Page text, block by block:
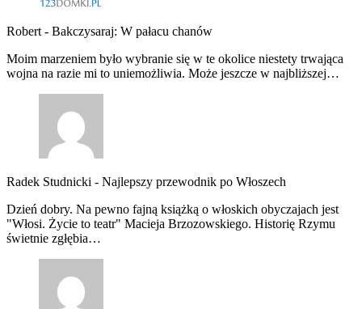
Robert - Bakczysaraj: W pałacu chanów
Moim marzeniem było wybranie się w te okolice niestety trwająca
wojna na razie mi to uniemożliwia. Może jeszcze w najbliższej…
Radek Studnicki - Najlepszy przewodnik po Włoszech
Dzień dobry. Na pewno fajną książką o włoskich obyczajach jest
"Włosi. Życie to teatr" Macieja Brzozowskiego. Historię Rzymu
świetnie zgłębia…